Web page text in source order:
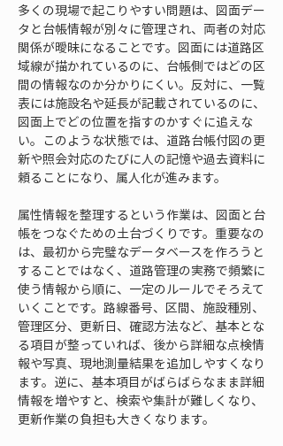
多くの現場で起こりやすい問題は、図面デー
タと台帳情報が別々に管理され、両者の対応
関係が曖昧になることです。図面には道路区
域線が描かれているのに、台帳側ではどの区
間の情報なのか分かりにくい。反対に、一覧
表には施設名や延長が記載されているのに、
図面上でどの位置を指すのかすぐに追えな
い。このような状態では、道路台帳付図の更
新や照会対応のたびに人の記憶や過去資料に
頼ることになり、属人化が進みます。
属性情報を整理するという作業は、図面と台
帳をつなぐための土台づくりです。重要なの
は、最初から完璧なデータベースを作ろうと
することではなく、道路管理の実務で頻繁に
使う情報から順に、一定のルールでそろえて
いくことです。路線番号、区間、施設種別、
管理区分、更新日、確認方法など、基本とな
る項目が整っていれば、後から詳細な点検情
報や写真、現地測量結果を追加しやすくなり
ます。逆に、基本項目がばらばらなまま詳細
情報を増やすと、検索や集計が難しくなり、
更新作業の負担も大きくなります。